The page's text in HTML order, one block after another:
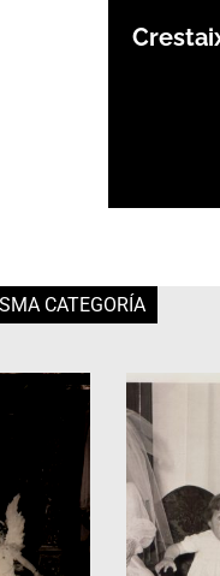
CATEGORÍA